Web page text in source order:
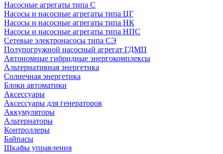
Насосные агрегаты типа С
Насосы и насосные агрегаты типа ЦГ
Насосы и насосные агрегаты типа НК
Насосы и насосные агрегаты типа НПС
Сетевые электронасосы типа СЭ
Полупогружной насосный агрегат ГДМП
Автономные гибридные энергокомплексы
Альтернативная энергетика
Солнечная энергетика
Блоки автоматики
Аксессуары
Аксессуары для генераторов
Аккумуляторы
Альтернаторы
Контроллеры
Байпасы
Шкафы управления